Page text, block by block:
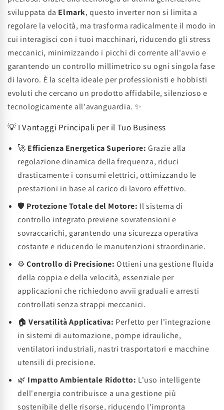
sviluppata da Elmark, questo inverter non si limita a
regolare la velocità, ma trasforma radicalmente il modo in
cui interagisci con i tuoi macchinari, riducendo gli stress
meccanici, minimizzando i picchi di corrente all'avvio e
garantendo un controllo millimetrico su ogni singola fase
di lavoro. È la scelta ideale per professionisti e hobbisti
evoluti che cercano un prodotto affidabile, silenzioso e
tecnologicamente all'avanguardia. ✨
💡 I Vantaggi Principali per il Tuo Business
🚀 Efficienza Energetica Superiore: Grazie alla
regolazione dinamica della frequenza, riduci
drasticamente i consumi elettrici, ottimizzando le
prestazioni in base al carico di lavoro effettivo.
🛡️ Protezione Totale del Motore: Il sistema di
controllo integrato previene sovratensioni e
sovraccarichi, garantendo una sicurezza operativa
costante e riducendo le manutenzioni straordinarie.
⚙️Controllo di Precisione: Ottieni una gestione fluida
della coppia e della velocità, essenziale per
applicazioni che richiedono avvii graduali e arresti
controllati senza strappi meccanici.
🏠Versatilità Applicativa: Perfetto per l'integrazione
in sistemi di automazione, pompe idrauliche,
ventilatori industriali, nastri trasportatori e macchine
utensili di precisione.
🌿 Impatto Ambientale Ridotto: L'uso intelligente
dell'energia contribuisce a una gestione più
sostenibile delle risorse, riducendo l'impronta